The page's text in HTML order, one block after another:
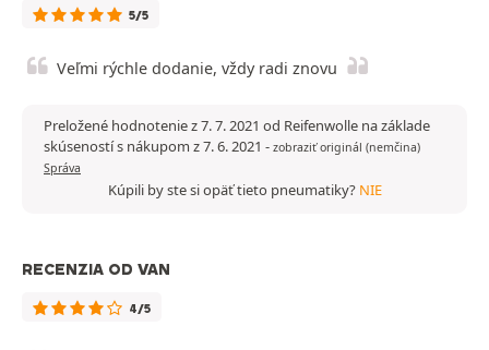
5/5
Veľmi rýchle dodanie, vždy radi znovu
Preložené hodnotenie z 7. 7. 2021 od Reifenwolle na základe
skúseností s nákupom z 7. 6. 2021 - zobraziť originál (nemčina)
Správa
Kúpili by ste si opäť tieto pneumatiky? NIE
RECENZIA OD VAN
4/5